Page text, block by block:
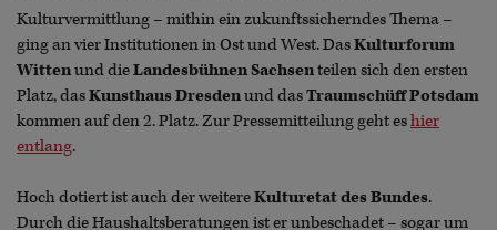
Kulturvermittlung – mithin ein zukunftssicherndes Thema –
ging an vier Institutionen in Ost und West. DasKulturforum
Wittenund dieLandesbühnen Sachsenteilen sich den ersten
Platz, dasKunsthaus Dresdenund dasTraumschüff Potsdam
kommen auf den 2. Platz. Zur Pressemitteilung geht eshier
entlang.
Hoch dotiert ist auch der weitereKulturetat des Bundes.
Durch die Haushaltsberatungen ist er unbeschadet – sogar um